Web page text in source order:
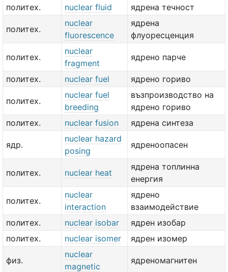
политех. nuclear fluid ядрена течност
политех.
nuclear
fluorescence
ядрена
флуоресценция
политех.
nuclear
fragment
ядрено парче
политех. nuclear fuel ядрено гориво
политех.
nuclear fuel
breeding
възпроизводство на
ядрено гориво
политех.
nuclear fusion ядрена синтеза
ядр.
nuclear hazard
posing
ядреноопасен
политех. nuclear heat
ядрена топлинна
енергия
политех.
nuclear
interaction
ядрено
взаимодействие
политех.
nuclear isobar
ядрен изобар
политех.
nuclear isomer ядрен изомер
физ.
nuclear
magnetic
ядреномагнитен